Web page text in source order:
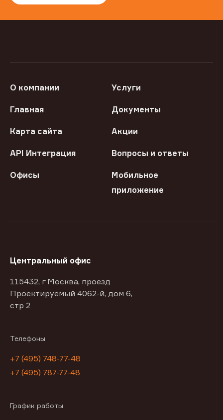
О компании Услуги
Главная Документы
Карта сайта Акции
API Интеграция Вопросы и ответы
Офисы
Мобильное
приложение
Центральный офис
115432, г Москва, проезд
Проектируемый 4062-й, дом 6,
стр 2
Телефоны
+7 (495) 748-77-48
+7 (495) 787-77-48
График работы